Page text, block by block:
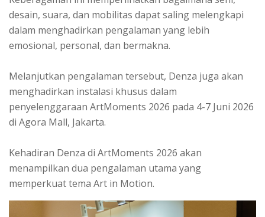
desain, suara, dan mobilitas dapat saling melengkapi
dalam menghadirkan pengalaman yang lebih
emosional, personal, dan bermakna.
Melanjutkan pengalaman tersebut, Denza juga akan
menghadirkan instalasi khusus dalam
penyelenggaraan ArtMoments 2026 pada 4-7 Juni 2026
di Agora Mall, Jakarta.
Kehadiran Denza di ArtMoments 2026 akan
menampilkan dua pengalaman utama yang
memperkuat tema Art in Motion.